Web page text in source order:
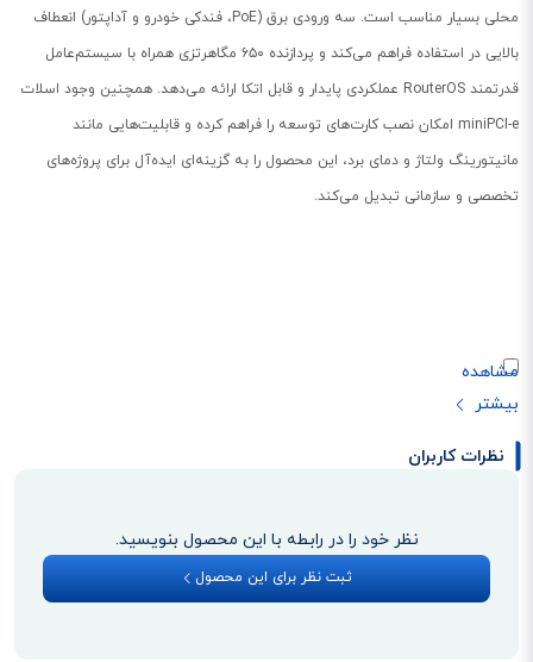
محلی بسیار مناسب است. سه ورودی برق (PoE، فندکی خودرو و آداپتور) انعطاف
بالایی در استفاده فراهم می‌کند و پردازنده ۶۵۰ مگاهرتزی همراه با سیستم‌عامل
قدرتمند RouterOS عملکردی پایدار و قابل اتکا ارائه می‌دهد. همچنین وجود اسلات
miniPCI-e امکان نصب کارت‌های توسعه را فراهم کرده و قابلیت‌هایی مانند
مانیتورینگ ولتاژ و دمای برد، این محصول را به گزینه‌ای ایده‌آل برای پروژه‌های
تخصصی و سازمانی تبدیل می‌کند.
wAP LTE kit با بدنه‌ای فشرده و استاندارد IP54 طراحی شده تا در شرایط محیطی
متنوع مانند گردوغبار، رطوبت و پاشش آب عملکرد پایدار داشته باشد. این ویژگی
نظرات کاربران
نظر خود را در رابطه با این محصول بنویسید.
ثبت نظر برای این محصول